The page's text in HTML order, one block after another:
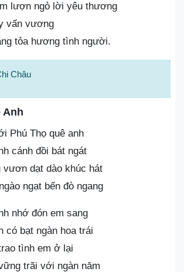
lượn ngỏ lời yêu thương
vấn vương
tỏa hương tình người.
Châu
Anh
Phú Thọ quê anh
cánh đồi bát ngát
vươn dạt dào khúc hát
ngạt bến đò ngang
nhớ đón em sang
có bạt ngàn hoa trái
tình em ở lại
trãi với ngàn năm